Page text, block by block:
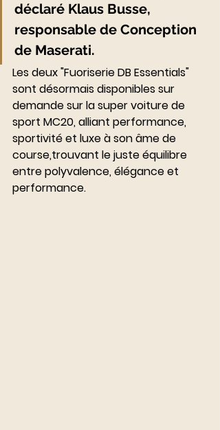
déclaré Klaus Busse,
responsable de Conception
de Maserati.
Les deux "Fuoriserie DB Essentials"
sont désormais disponibles sur
demande sur la super voiture de
sport MC20, alliant performance,
sportivité et luxe à son âme de
course,trouvant le juste équilibre
entre polyvalence, élégance et
performance.